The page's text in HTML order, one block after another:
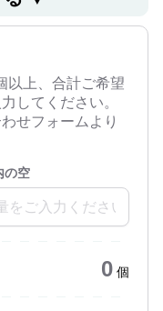
以上、合計ご希望
してください。
せフォームより
の空
0 個